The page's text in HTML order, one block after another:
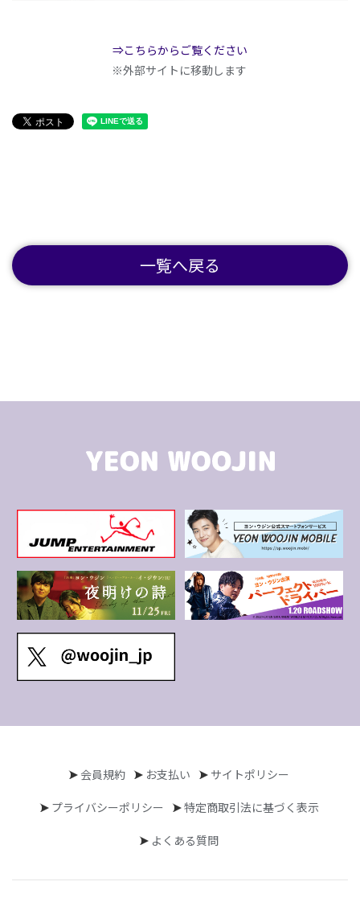
⇒こちらからご覧ください
※外部サイトに移動します
一覧へ戻る
会員規約 お支払い サイトポリシー
プライバシーポリシー 特定商取引法に基づく表示
よくある質問